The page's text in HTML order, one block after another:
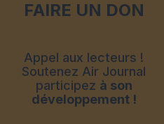
FAIRE UN DON
Appel aux lecteurs !
Soutenez Air Journal
participez à son
développement !